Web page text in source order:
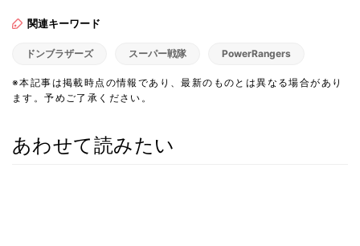
関連キーワード
ドンブラザーズ スーパー戦隊 PowerRangers
※本記事は掲載時点の情報であり、最新のものとは異なる場合があり
ます。予めご了承ください。
あわせて読みたい